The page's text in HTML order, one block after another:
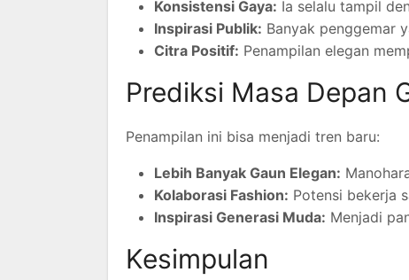
Konsistensi Gaya: Ia selalu tampil
Inspirasi Publik: Banyak penggemar
Citra Positif: Penampilan elegan
Prediksi Masa Depan
Penampilan ini bisa menjadi tren baru:
Lebih Banyak Gaun Elegan:
Kolaborasi Fashion: Potensi bekerja
Inspirasi Generasi Muda: Menjadi
Kesimpulan